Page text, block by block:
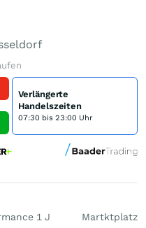
Verlängerte
Handelszeiten
07:30 bis 23:00 Uhr
1 J Martktplatz